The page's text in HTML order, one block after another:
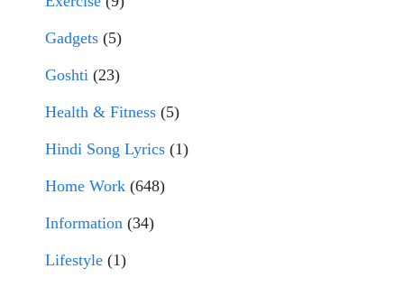
Gadgets (5)
Goshti (23)
Health & Fitness (5)
Hindi Song Lyrics (1)
Home Work (648)
Information (34)
Lifestyle (1)